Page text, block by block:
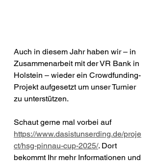
Auch in diesem Jahr haben wir – in
Zusammenarbeit mit der VR Bank in
Holstein – wieder ein Crowdfunding-
Projekt aufgesetzt um unser Turnier
zu unterstützen.
Schaut gerne mal vorbei auf
https://www.dasistunserding.de/proje
ct/hsg-pinnau-cup-2025/. Dort
bekommt Ihr mehr Informationen und